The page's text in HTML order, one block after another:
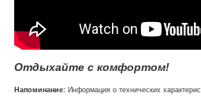
Отдыхайте с комфортом!
Напоминание: Информация о технических